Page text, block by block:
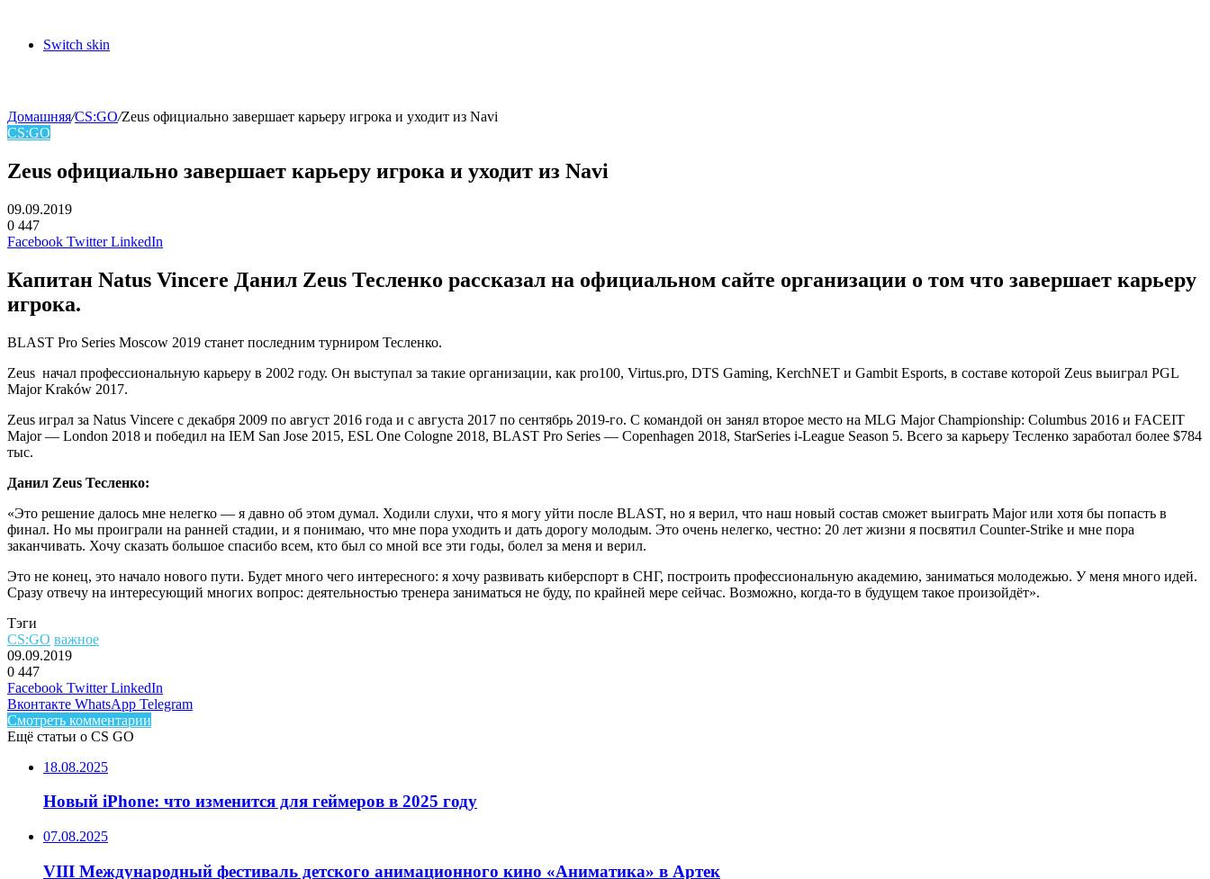
Switch skin
Домашняя/CS:GO/Zeus официально завершает карьеру игрока и уходит из Navi
CS:GO
Zeus официально завершает карьеру игрока и уходит из Navi
09.09.2019
0 447
Facebook Twitter LinkedIn
Капитан Natus Vincere Данил Zeus Тесленко рассказал на официальном сайте организации о том что завершает карьеру
игрока.
BLAST Pro Series Moscow 2019 станет последним турниром Тесленко.
Zeus начал профессиональную карьеру в 2002 году. Он выступал за такие организации, как pro100, Virtus.pro, DTS Gaming, KerchNET и Gambit Esports, в составе которой Zeus выиграл PGL
Major Kraków 2017.
Zeus играл за Natus Vincere с декабря 2009 по август 2016 года и с августа 2017 по сентябрь 2019-го. С командой он занял второе место на MLG Major Championship: Columbus 2016 и FACEIT
Major — London 2018 и победил на IEM San Jose 2015, ESL One Cologne 2018, BLAST Pro Series — Copenhagen 2018, StarSeries i-League Season 5. Всего за карьеру Тесленко заработал более $784
тыс.
Данил Zeus Тесленко:
«Это решение далось мне нелегко — я давно об этом думал. Ходили слухи, что я могу уйти после BLAST, но я верил, что наш новый состав сможет выиграть Major или хотя бы попасть в
финал. Но мы проиграли на ранней стадии, и я понимаю, что мне пора уходить и дать дорогу молодым. Это очень нелегко, честно: 20 лет жизни я посвятил Counter-Strike и мне пора
заканчивать. Хочу сказать большое спасибо всем, кто был со мной все эти годы, болел за меня и верил.
Это не конец, это начало нового пути. Будет много чего интересного: я хочу развивать киберспорт в СНГ, построить профессиональную академию, заниматься молодежью. У меня много идей.
Сразу отвечу на интересующий многих вопрос: деятельностью тренера заниматься не буду, по крайней мере сейчас. Возможно, когда-то в будущем такое произойдёт».
Тэги
CS:GO важное
09.09.2019
0 447
Facebook Twitter LinkedIn
Вконтакте WhatsApp Telegram
Смотреть комментарии
Ещё статьи о CS GO
18.08.2025
Новый iPhone: что изменится для геймеров в 2025 году
07.08.2025
VIII Международный фестиваль детского анимационного кино «Аниматика» в Артек